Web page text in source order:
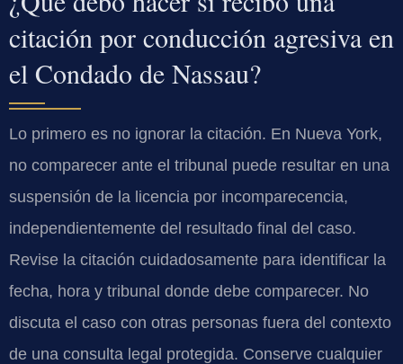
citación por conducción agresiva en
el Condado de Nassau?
Lo primero es no ignorar la citación. En Nueva York,
no comparecer ante el tribunal puede resultar en una
suspensión de la licencia por incomparecencia,
independientemente del resultado final del caso.
Revise la citación cuidadosamente para identificar la
fecha, hora y tribunal donde debe comparecer. No
discuta el caso con otras personas fuera del contexto
de una consulta legal protegida. Conserve cualquier